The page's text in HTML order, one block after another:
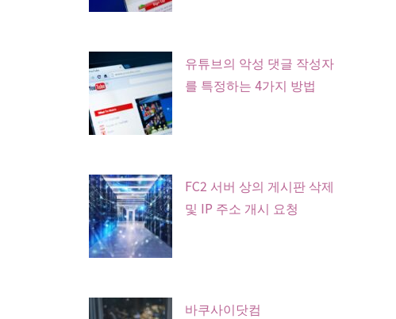
유튜브의 악성 댓글 작성자
를 특정하는 4가지 방법
FC2 서버 상의 게시판 삭제
및 IP 주소 개시 요청
바쿠사이닷컴